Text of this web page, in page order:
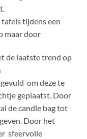
tijdens een
maar door
de laatste trend op
om deze te
geplaatst. Door
de candle bag tot
Door het
sfeervolle